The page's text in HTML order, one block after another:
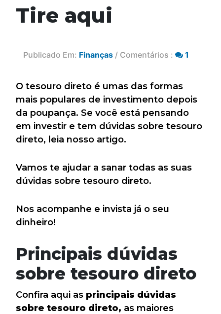
Tire aqui
Publicado Em: Finanças / Comentários : 1
O tesouro direto é umas das formas
mais populares de investimento depois
da poupança. Se você está pensando
em investir e tem dúvidas sobre tesouro
direto, leia nosso artigo.
Vamos te ajudar a sanar todas as suas
dúvidas sobre tesouro direto.
Nos acompanhe e invista já o seu
dinheiro!
Principais dúvidas
sobre tesouro direto
Confira aqui as principais dúvidas
sobre tesouro direto, as maiores